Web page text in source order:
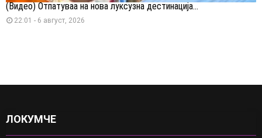
(Видео) Отпатуваа на нова луксузна дестинација...
22:01 - 6 август, 2026
ЛОКУМЧЕ